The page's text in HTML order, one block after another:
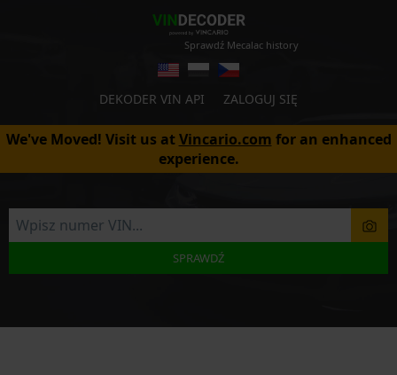
Sprawdź Mecalac history
DEKODER VIN API ZALOGUJ SIĘ
We've Moved! Visit us atVincario.com for an enhanced
experience.
SPRAWDŹ